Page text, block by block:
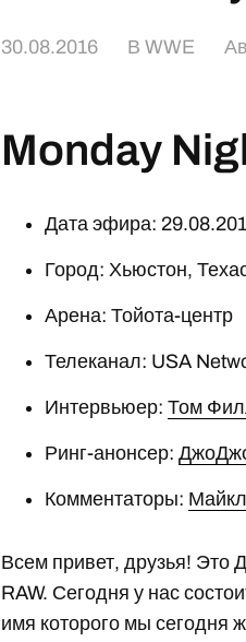
30.08.2016 ВWWE
Monday
Дата эфира:
Город: Хьюстон,
Арена: Тойота-центр
Телеканал: USA
Интервьюер:Том
Ринг-анонсер:
Комментаторы:
Всем привет, друзья! Это
RAW. Сегодня у нас
имя которого мы сегодня